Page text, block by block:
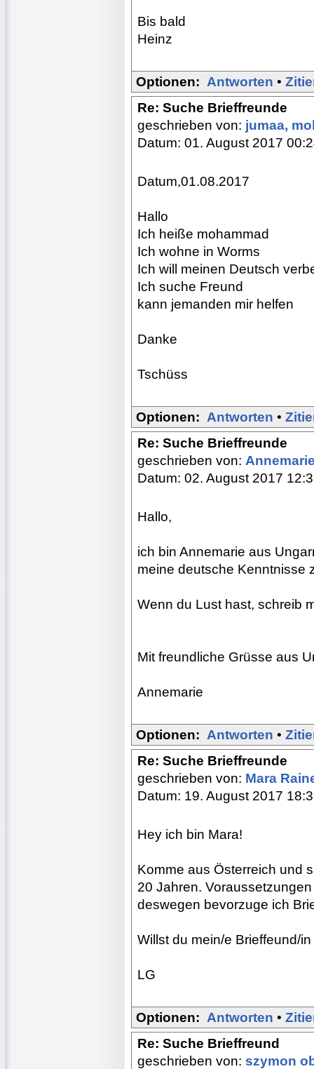
Bis bald
Heinz
Optionen: Antworten •
Re: Suche Brieffreunde
geschrieben von: jumaa,
Datum: 01. August 2017
Datum,01.08.2017
Hallo
Ich heiße mohammad
Ich wohne in Worms
Ich will meinen Deutsch
Ich suche Freund
kann jemanden mir helfen
Danke
Tschüss
Optionen: Antworten •
Re: Suche Brieffreunde
geschrieben von:
Datum: 02. August 2017
Hallo,
ich bin Annemarie aus
meine deutsche Kenntnisse
Wenn du Lust hast, schreib
Mit freundliche Grüsse aus
Annemarie
Optionen: Antworten •
Re: Suche Brieffreunde
geschrieben von: Mara
Datum: 19. August 2017
Hey ich bin Mara!
Komme aus Österreich und
20 Jahren.
deswegen bevorzuge ich
Willst du mein/e Brieffeund/
LG
Optionen: Antworten •
Re: Suche Brieffreund
geschrieben von: szymon